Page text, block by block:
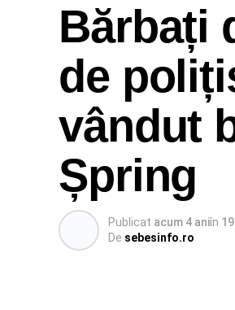
Bărbați
de
vândut
Șpring
Publicat acum 4 aniîn
De sebesinfo.ro